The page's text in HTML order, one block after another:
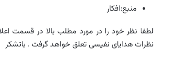
منبع:افکار
لطفا نظر خود را در مورد مطلب بالا در قسمت
نظرات هدایای نفیسی تعلق خواهد گرفت . باتشکر